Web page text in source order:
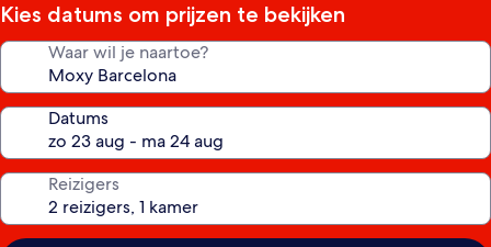
Kies datums om prijzen te bekijken
Waar wil je naartoe?
Datums
Reizigers